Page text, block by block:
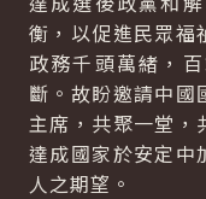
衡，以促進民眾福
政務千頭萬緒，
斷。故盼邀請中國
主席，共聚一堂，
達成國家於安定中
人之期望。